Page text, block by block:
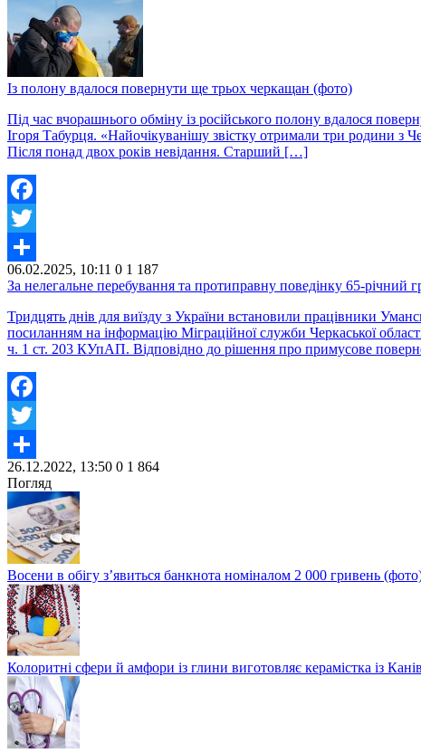
Із полону вдалося повернути ще трьох черкащан (фото)
Під час вчорашнього обміну із російського полону вдалося
Ігоря Табурця. «Найочікуванішу звістку отримали три родини з
Після понад двох років невідання. Старший […]
Facebook
Twitter
Share
06.02.2025, 10:11 0 1 187
За нелегальне перебування та протиправну поведінку 65-
Тридцять днів для виїзду з України встановили працівники
посиланням на інформацію Міграційної служби Черкаської
ч. 1 ст. 203 КУпАП. Відповідно до рішення про примусове
Facebook
Twitter
Share
26.12.2022, 13:50 0 1 864
Погляд
Восени в обігу з’явиться банкнота номіналом 2 000 гривень
Колоритні сфери й амфори із глини виготовляє керамістка із